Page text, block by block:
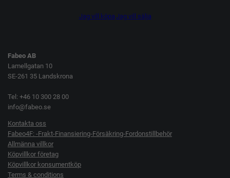
Jag vill köpa Jag vill sälja
Fabeo AB
Lamellgatan 10
SE-261 35 Landskrona
Tel: +46 10 300 28 00
info@fabeo.se
Kontakta oss
Fabeo4F: -Frakt-Finansiering-Försäkring-Fordonstillbehör
Allmänna villkor
Köpvillkor företag
Köpvillkor konsumentköp
Terms & conditions